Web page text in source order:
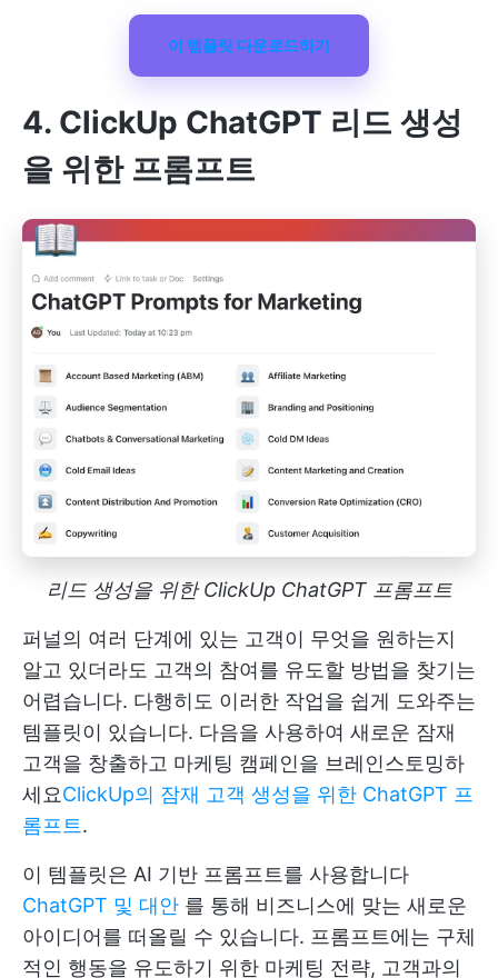
이 템플릿 다운로드하기
4. ClickUp ChatGPT 리드 생성
을 위한 프롬프트
리드 생성을 위한 ClickUp ChatGPT 프롬프트
퍼널의 여러 단계에 있는 고객이 무엇을 원하는지
알고 있더라도 고객의 참여를 유도할 방법을 찾기는
어렵습니다. 다행히도 이러한 작업을 쉽게 도와주는
템플릿이 있습니다. 다음을 사용하여 새로운 잠재
고객을 창출하고 마케팅 캠페인을 브레인스토밍하
세요ClickUp의 잠재 고객 생성을 위한 ChatGPT 프
롬프트.
이 템플릿은 AI 기반 프롬프트를 사용합니다
ChatGPT 및 대안 를 통해 비즈니스에 맞는 새로운
아이디어를 떠올릴 수 있습니다. 프롬프트에는 구체
적인 행동을 유도하기 위한 마케팅 전략, 고객과의